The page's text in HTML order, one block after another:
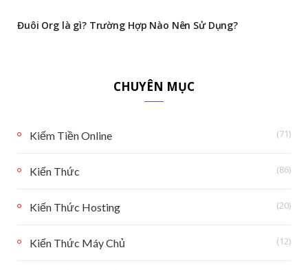
Đuôi Org là gì? Trường Hợp Nào Nên Sử Dụng?
CHUYÊN MỤC
Kiếm Tiền Online (71)
Kiến Thức (86)
Kiến Thức Hosting (20)
Kiến Thức Máy Chủ (12)